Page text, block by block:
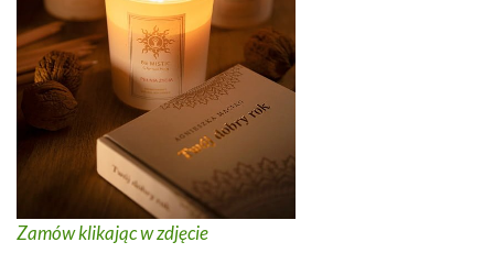
Zamów klikając w zdjęcie